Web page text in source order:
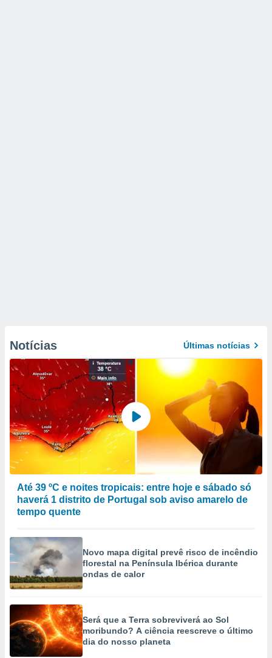
Notícias Últimas notícias
Até 39 ºC e noites tropicais: entre hoje e sábado só
haverá 1 distrito de Portugal sob aviso amarelo de
tempo quente
Novo mapa digital prevê risco de incêndio
florestal na Península Ibérica durante
ondas de calor
Será que a Terra sobreviverá ao Sol
moribundo? A ciência reescreve o último
dia do nosso planeta